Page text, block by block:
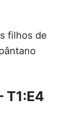
filhos de
T1:E4